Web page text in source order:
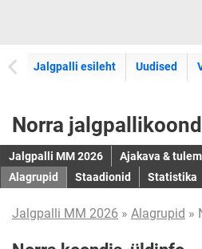
Jalgpalli esileht Uudised
Norra
Jalgpalli MM 2026 Ajakava &
Alagrupid
Staadionid Statistika
Jalgpalli MM 2026 » Alagrupid »